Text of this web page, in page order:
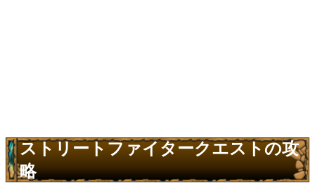
ストリートファイタークエストの攻
略